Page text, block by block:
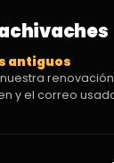
antiguos
y el correo